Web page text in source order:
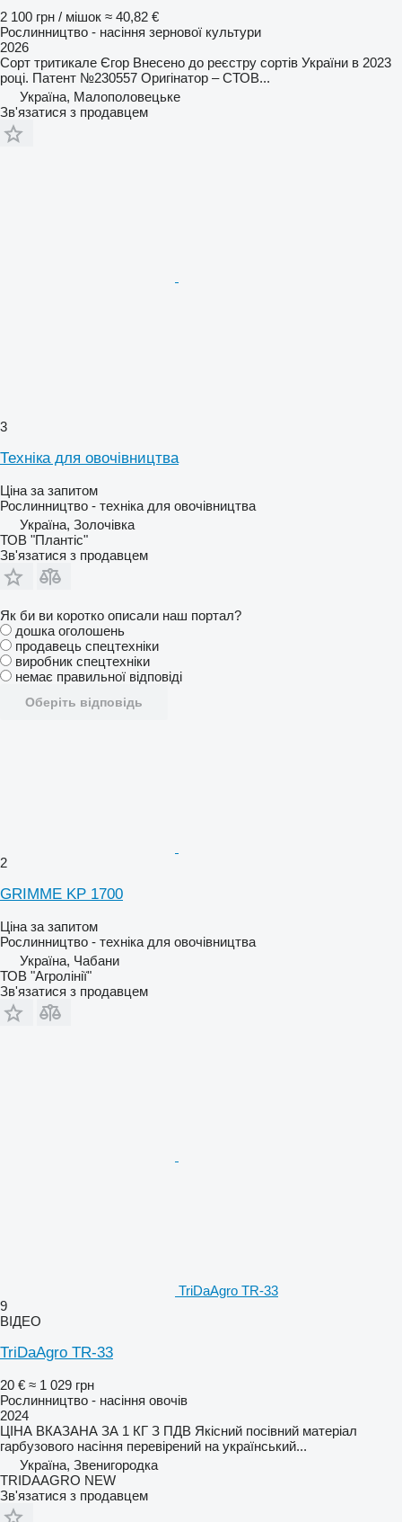
2 100 грн / мішок ≈ 40,82 €
Рослинництво - насіння зернової культури
2026
Сорт тритикале Єгор Внесено до реєстру сортів України в 2023
році. Патент №230557 Оригінатор – СТОВ...
Україна, Малополовецьке
Зв'язатися з продавцем
3
Техніка для овочівництва
Ціна за запитом
Рослинництво - техніка для овочівництва
Україна, Золочівка
ТОВ "Плантіс"
Зв'язатися з продавцем
Як би ви коротко описали наш портал?
дошка оголошень
продавець спецтехніки
виробник спецтехніки
немає правильної відповіді
Оберіть відповідь
2
GRIMME KP 1700
Ціна за запитом
Рослинництво - техніка для овочівництва
Україна, Чабани
ТОВ "Агролінії"
Зв'язатися з продавцем
TriDaAgro TR-33
9
ВІДЕО
TriDaAgro TR-33
20 € ≈ 1 029 грн
Рослинництво - насіння овочів
2024
ЦІНА ВКАЗАНА ЗА 1 КГ З ПДВ Якісний посівний матеріал
гарбузового насіння перевірений на український...
Україна, Звенигородка
TRIDAAGRO NEW
Зв'язатися з продавцем